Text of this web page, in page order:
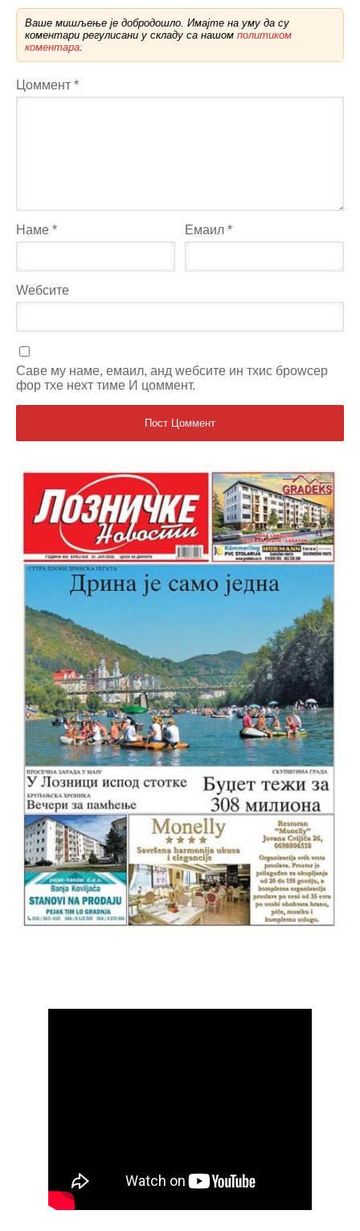
Ваше мишљење је добродошло. Имајте на уму да су
коментари регулисани у складу са нашом политиком
коментара
Цоммент *
Наме * Емаил*
Wебсите
Саве мy наме, емаил, анд wебсите ин тхис броwсер
фор тхе неxт тиме И цоммент.